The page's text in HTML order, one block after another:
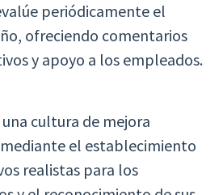
periódicamente el
ofreciendo comentarios
y apoyo a los empleados.
cultura de mejora
el establecimiento
realistas para los